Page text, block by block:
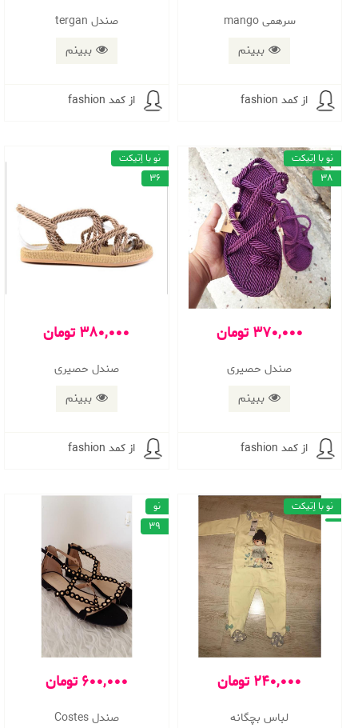
سرهمی mango
ببینم
از کمد fashion
صندل tergan
ببینم
از کمد fashion
370,000 تومان
صندل حصیری
ببینم
نو با اِتیکت
38
از کمد fashion
380,000 تومان
صندل حصیری
ببینم
نو با اِتیکت
36
از کمد fashion
240,000 تومان
لباس بچگانه
نو با اِتیکت
600,000 تومان
صندل Costes
نو
39